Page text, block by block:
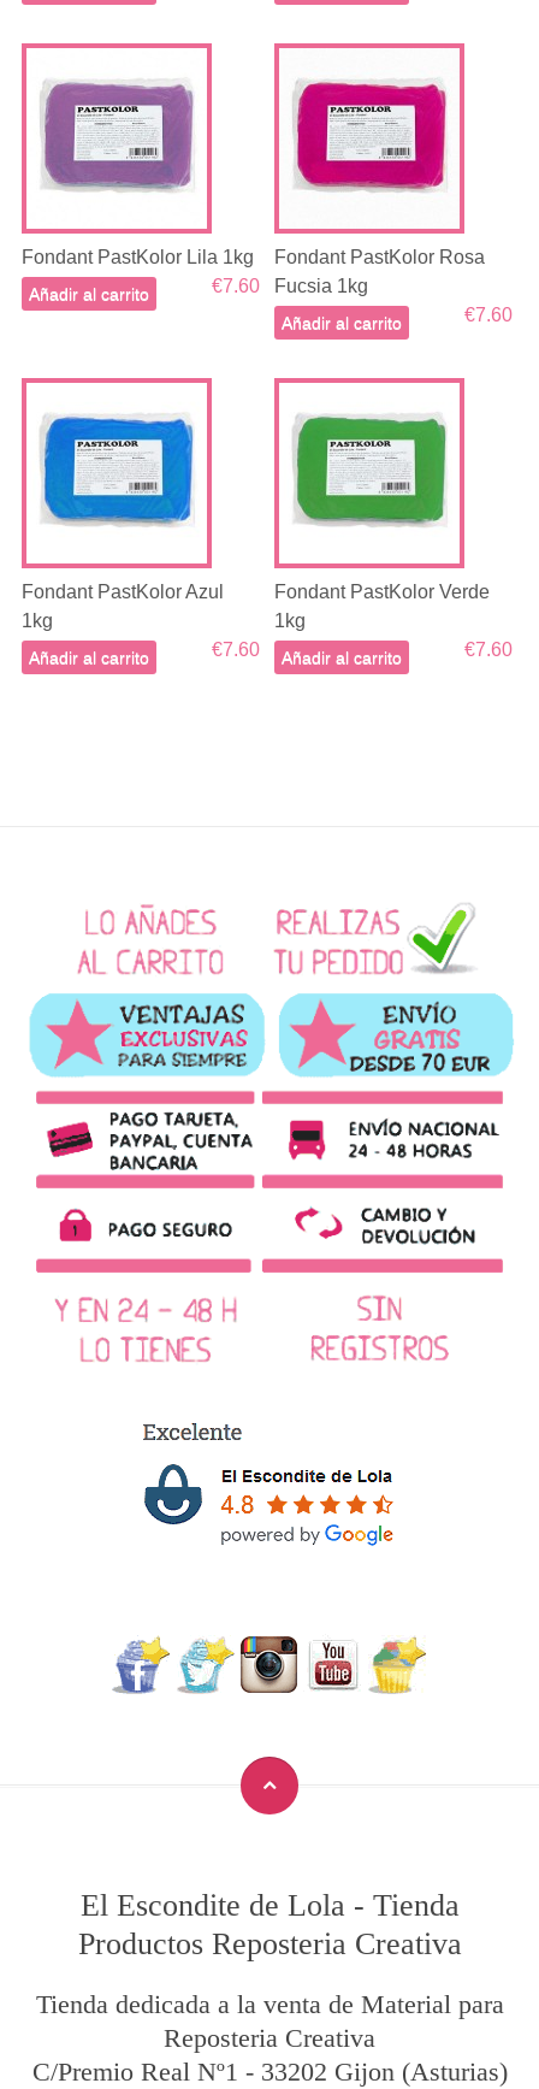
Fondant PastKolor Lila 1kg
€7.60
Añadir al carrito
Fondant PastKolor Rosa
Fucsia 1kg
€7.60
Añadir al carrito
Fondant PastKolor Azul
1kg
€7.60
Añadir al carrito
Fondant PastKolor Verde
1kg
€7.60
Añadir al carrito
El Escondite de Lola - Tienda
Productos Reposteria Creativa
Tienda dedicada a la venta de Material para
Reposteria Creativa
C/Premio Real Nº1 - 33202 Gijon (Asturias)